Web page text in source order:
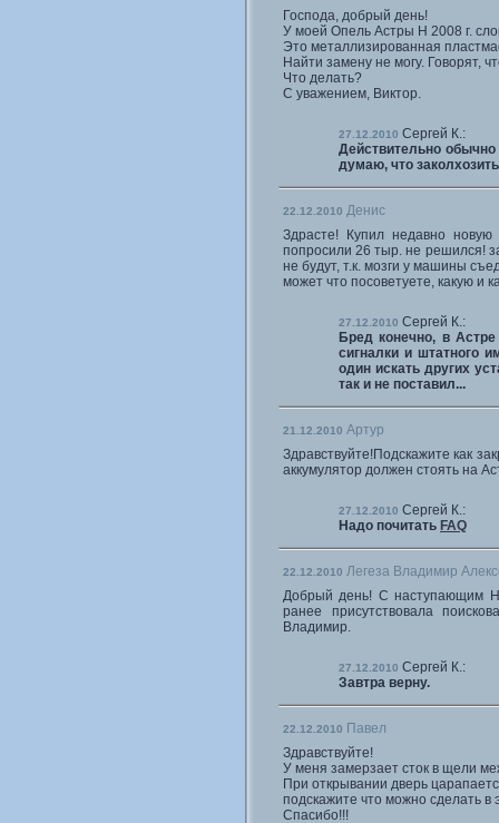
Господа, добрый день!
У моей Опель Астры Н 2008 г.
Это металлизированная
Найти замену не могу. Говорят,
Что делать?
С уважением, Виктор.
27.12.2010 Сергей К.:
Действительно
думаю, что
22.12.2010 Денис
Здрасте! Купил недавно
попросили 26 тыр. не решился!
не будут, т.к. мозги у машины
может что посоветуете, какую и
27.12.2010 Сергей К.:
Бред конечно, в
сигналки и штатного
один искать других
так и не поставил...
21.12.2010 Артур
Здравствуйте!Подскажите как
аккумулятор должен стоять на
27.12.2010 Сергей К.:
Надо почитать FAQ
22.12.2010 Легеза Владимир
Добрый день! С наступающим
ранее присутствовала
Владимир.
27.12.2010 Сергей К.:
Завтра верну.
22.12.2010 Павел
Здравствуйте!
У меня замерзает сток в щели
При открывании дверь
подскажите что можно сделать в
Спасибо!!!